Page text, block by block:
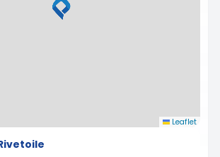
Leaflet